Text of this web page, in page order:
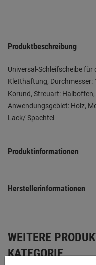
Produktbeschreibung
Universal-Schleifscheibe
Kletthaftung, Durchmesser:
Korund, Streuart:
Anwendungsgebiet: Holz,
Lack/ Spachtel
Produktinformationen
Herstellerinformationen
WEITERE
KATEGORIE